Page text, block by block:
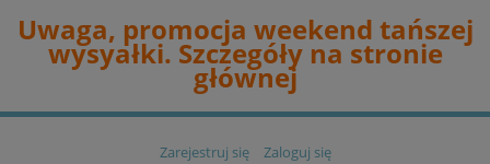
Uwaga, promocja weekend tańszej
wysyałki. Szczegóły na stronie
głównej
Zarejestruj się Zaloguj się